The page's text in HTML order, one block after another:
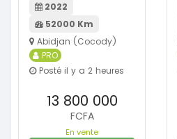
2022
52000 Km
Abidjan (Cocody)
PRO
Posté il y a 2 heures
13 800 000
FCFA
En vente